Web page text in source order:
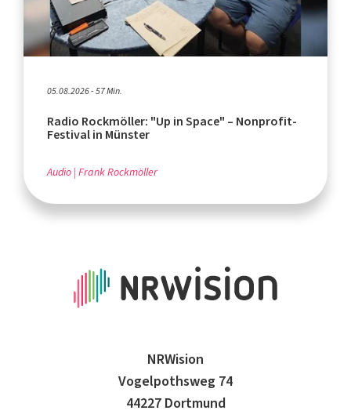
05.08.2026 - 57 Min.
Radio Rockmöller: "Up in Space" – Nonprofit-
Festival in Münster
Audio Frank Rockmöller
NRWision
Vogelpothsweg 74
44227 Dortmund